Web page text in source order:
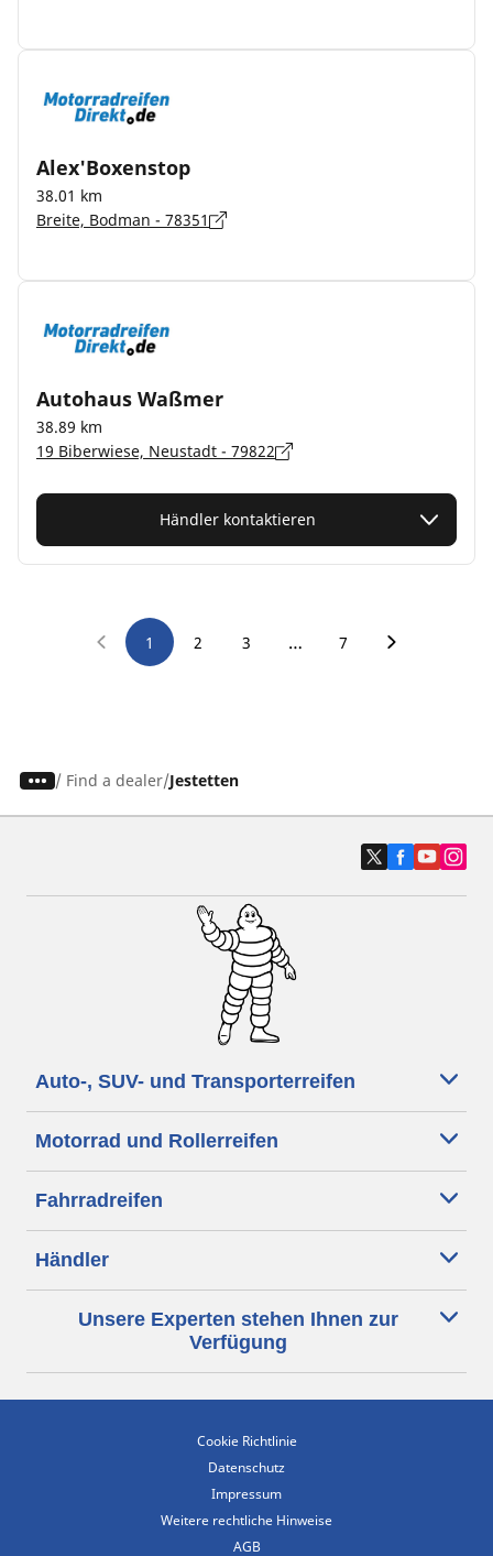
Alex'Boxenstop
38.01 km
Breite, Bodman - 78351
Autohaus Waßmer
38.89 km
19 Biberwiese, Neustadt - 79822
Händler kontaktieren
1 2 3 … 7
/ Find a dealer Jestetten
Auto-, SUV- und Transporterreifen
Motorrad und Rollerreifen
Fahrradreifen
Händler
Unsere Experten stehen Ihnen zur
Verfügung
Cookie Richtlinie
Datenschutz
Impressum
Weitere rechtliche Hinweise
AGB